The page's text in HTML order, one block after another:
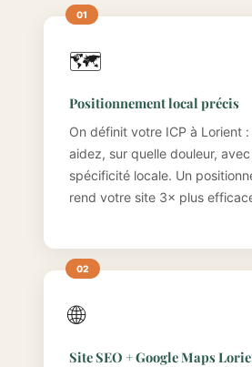
🗺️
Positionnement local précis
On définit votre ICP à Lorient
aidez, sur quelle douleur,
spécificité locale. Un
rend votre site 3× plus
🌐
Site SEO + Google Maps